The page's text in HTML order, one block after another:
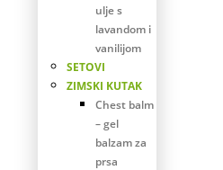
ulje s
lavandom i
vanilijom
SETOVI
ZIMSKI KUTAK
Chest balm
– gel
balzam za
prsa